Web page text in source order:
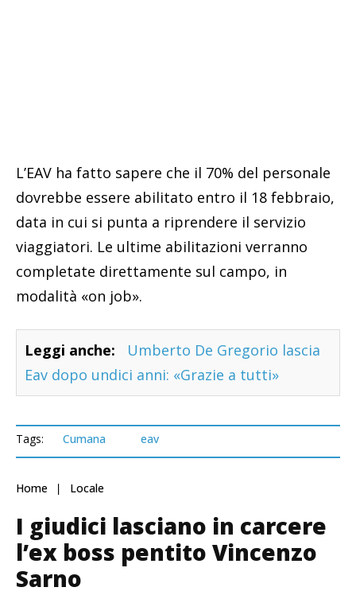
L’EAV ha fatto sapere che il 70% del personale
dovrebbe essere abilitato entro il 18 febbraio,
data in cui si punta a riprendere il servizio
viaggiatori. Le ultime abilitazioni verranno
completate direttamente sul campo, in
modalità «on job».
Leggi anche:
Umberto De Gregorio lascia
Eav dopo undici anni: «Grazie a tutti»
Tags: Cumana eav
Home Locale
I giudici lasciano in carcere
l’ex boss pentito Vincenzo
Sarno